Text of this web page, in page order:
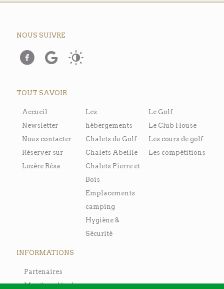
NOUS SUIVRE
TOUT SAVOIR
Accueil
Newsletter
Nous contacter
Réserver sur
Lozère Résa
Les
hébergements
Chalets du Golf
Chalets Abeille
Chalets Pierre et
Bois
Emplacements
camping
Hygiène &
Sécurité
Le Golf
Le Club House
Les cours de golf
Les compétitions
INFORMATIONS
Partenaires
Mentions légales